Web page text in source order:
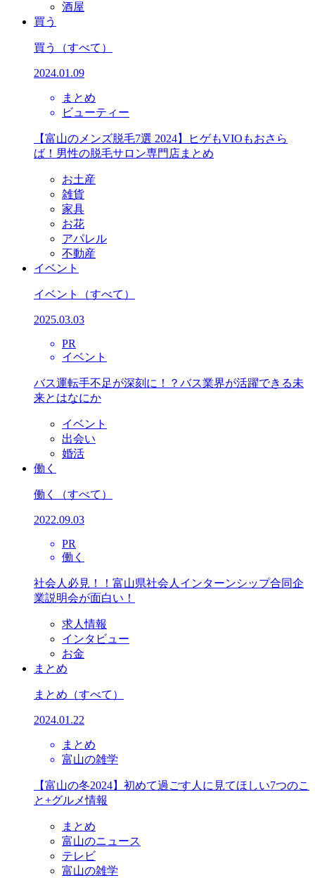
酒屋
買う
買う （すべて）
2024.01.09
まとめ
ビューティー
【富山のメンズ脱毛7選 2024】ヒゲもVIOもおさら
ば！男性の脱毛サロン専門店まとめ
お土産
雑貨
家具
お花
アパレル
不動産
イベント
イベント （すべて）
2025.03.03
PR
イベント
バス運転手不足が深刻に！？バス業界が活躍できる未
来とはなにか
イベント
出会い
婚活
働く
働く （すべて）
2022.09.03
PR
働く
社会人必見！！富山県社会人インターンシップ合同企
業説明会が面白い！
求人情報
インタビュー
お金
まとめ
まとめ （すべて）
2024.01.22
まとめ
富山の雑学
【富山の冬2024】初めて過ごす人に見てほしい7つのこ
と+グルメ情報
まとめ
富山のニュース
テレビ
富山の雑学